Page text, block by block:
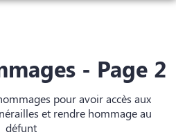
- Page 2
pour avoir accès aux
et rendre hommage au
défunt